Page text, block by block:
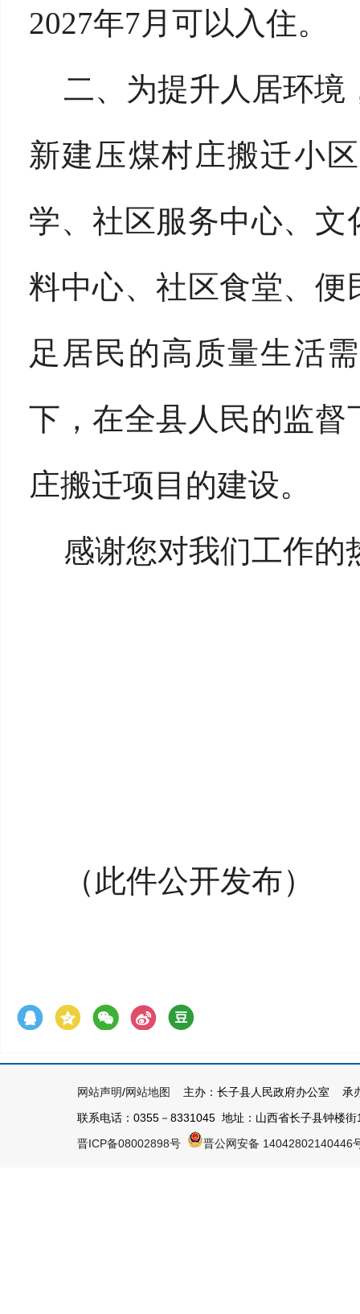
2027年7月可以入住。
二、 为提升人居环境
新建压煤村庄搬迁小
学、社区服务中心、
料中心、社区食堂、
足居民的高质量生活
下，在全县人民的监
庄搬迁项目的建设。
感谢您对我们工作的
（此件公开发布）
网站声明/网站地图
主办：长子县人民政府办公室 承
联系电话：0355－8331045 地址：山西省长子县钟楼
晋ICP备08002898号
晋公网安备 14042802140446